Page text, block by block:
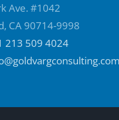
Ave. #1042
CA 90714-9998
213 509 4024